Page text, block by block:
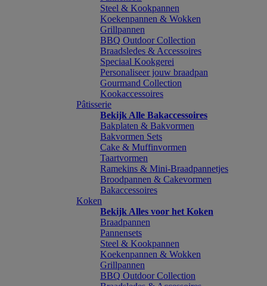
Steel & Kookpannen
Koekenpannen & Wokken
Grillpannen
BBQ Outdoor Collection
Braadsledes & Accessoires
Speciaal Kookgerei
Personaliseer jouw braadpan
Gourmand Collection
Kookaccessoires
Pâtisserie
Bekijk Alle Bakaccessoires
Bakplaten & Bakvormen
Bakvormen Sets
Cake & Muffinvormen
Taartvormen
Ramekins & Mini-Braadpannetjes
Broodpannen & Cakevormen
Bakaccessoires
Koken
Bekijk Alles voor het Koken
Braadpannen
Pannensets
Steel & Kookpannen
Koekenpannen & Wokken
Grillpannen
BBQ Outdoor Collection